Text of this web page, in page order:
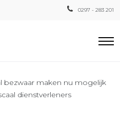
0297 - 283 201
bezwaar maken nu mogelijk
dienstverleners